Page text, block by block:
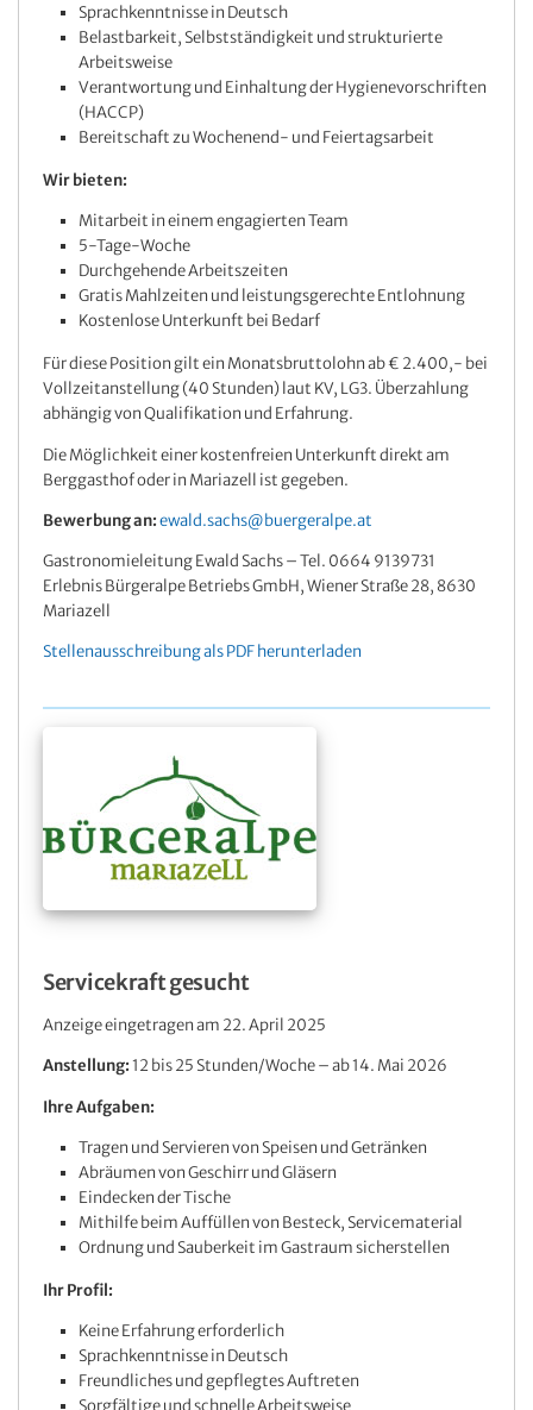
Sprachkenntnisse in Deutsch
Belastbarkeit, Selbstständigkeit und strukturierte
Arbeitsweise
Verantwortung und Einhaltung der Hygienevorschriften
(HACCP)
Bereitschaft zu Wochenend- und Feiertagsarbeit
Wir bieten:
Mitarbeit in einem engagierten Team
5-Tage-Woche
Durchgehende Arbeitszeiten
Gratis Mahlzeiten und leistungsgerechte Entlohnung
Kostenlose Unterkunft bei Bedarf
Für diese Position gilt ein Monatsbruttolohn ab € 2.400,- bei
Vollzeitanstellung (40 Stunden) laut KV, LG3. Überzahlung
abhängig von Qualifikation und Erfahrung.
Die Möglichkeit einer kostenfreien Unterkunft direkt am
Berggasthof oder in Mariazell ist gegeben.
Bewerbung an:ewald.sachs@buergeralpe.at
Gastronomieleitung Ewald Sachs – Tel. 0664 9139731
Erlebnis Bürgeralpe Betriebs GmbH, Wiener Straße 28, 8630
Mariazell
Stellenausschreibung als PDF herunterladen
Servicekraft gesucht
Anzeige eingetragen am 22. April 2025
Anstellung:12 bis 25 Stunden/Woche – ab 14. Mai 2026
Ihre Aufgaben:
Tragen und Servieren von Speisen und Getränken
Abräumen von Geschirr und Gläsern
Eindecken der Tische
Mithilfe beim Auffüllen von Besteck, Servicematerial
Ordnung und Sauberkeit im Gastraum sicherstellen
Ihr Profil:
Keine Erfahrung erforderlich
Sprachkenntnisse in Deutsch
Freundliches und gepflegtes Auftreten
Sorgfältige und schnelle Arbeitsweise